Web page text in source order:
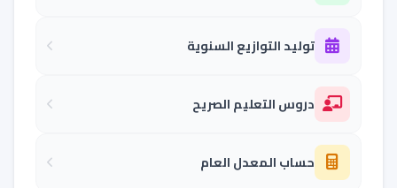
توليد التوازيع السنوية
دروس التعليم الصريح
حساب المعدل العام